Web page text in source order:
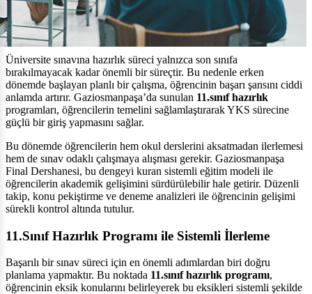
Üniversite sınavına hazırlık süreci yalnızca son sınıfa
bırakılmayacak kadar önemli bir süreçtir. Bu nedenle erken
dönemde başlayan planlı bir çalışma, öğrencinin başarı şansını ciddi
anlamda artırır. Gaziosmanpaşa’da sunulan 11.sınıf hazırlık
programları, öğrencilerin temelini sağlamlaştırarak YKS sürecine
güçlü bir giriş yapmasını sağlar.
Bu dönemde öğrencilerin hem okul derslerini aksatmadan ilerlemesi
hem de sınav odaklı çalışmaya alışması gerekir. Gaziosmanpaşa
Final Dershanesi, bu dengeyi kuran sistemli eğitim modeli ile
öğrencilerin akademik gelişimini sürdürülebilir hale getirir. Düzenli
takip, konu pekiştirme ve deneme analizleri ile öğrencinin gelişimi
sürekli kontrol altında tutulur.
11.Sınıf Hazırlık Programı ile Sistemli İlerleme
Başarılı bir sınav süreci için en önemli adımlardan biri doğru
planlama yapmaktır. Bu noktada 11.sınıf hazırlık programı,
öğrencinin eksik konularını belirleyerek bu eksikleri sistemli şekilde